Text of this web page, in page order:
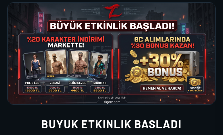
BUYUK ETKINLIK BASLADI